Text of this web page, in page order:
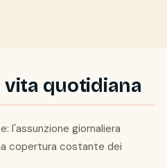
vita quotidiana
l'assunzione giornaliera
copertura costante dei